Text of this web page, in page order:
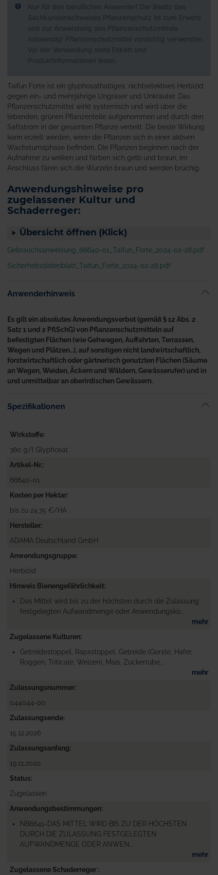
Nur für den beruflichen Anwender! Der Besitz des
Sachkundenachweises Pflanzenschutz ist zum Erwerb
und zur Anwendung des Pflanzenschutzmittels
notwendig! Pflanzenschutzmittel vorsichtig verwenden.
Vor der Verwendung stets Etikett und
Produktinformationen lesen.
Taifun Forte ist ein glyphosathaltiges, nichtselektives Herbizid
gegen ein- und mehrjährige Ungräser und Unkräuter. Das
Pflanzenschutzmittel wirkt systemisch und wird über die
lebenden, grünen Pflanzenteile aufgenommen und durch den
Saftstrom in der gesamten Pflanze verteilt. Die beste Wirkung
kann erzielt werden, wenn die Pflanzen sich in einer aktiven
Wachstumsphase befinden. Die Pflanzen beginnen nach der
Aufnahme zu welken und färben sich gelb und braun, im
Anschluss fären sich die Wurzeln braun und werden brüchig.
Anwendungshinweise pro
zugelassener Kultur und
Schaderreger:
Übersicht öffnen (Klick)
Gebrauchsanweisung_66640-01_Taifun_Forte_2024-02-28.pdf
Sicherheitsdatenblatt_Taifun_Forte_2024-02-28.pdf
Anwenderhinweis
Es gilt ein absolutes Anwendungsverbot (gemäß § 12 Abs. 2
Satz 1 und 2 PflSchG) von Pflanzenschutzmitteln auf
befestigten Flächen (wie Gehwegen, Auffahrten, Terrassen,
Wegen und Plätzen…), auf sonstigen nicht landwirtschaftlich,
forstwirtschaftlich oder gärtnerisch genutzten Flächen (Säume
an Wegen, Weiden, Äckern und Wäldern, Gewässerufer) und in
und unmittelbar an oberirdischen Gewässern.
Spezifikationen
Wirkstoffe
360 g/l Glyphosat
Artikel-Nr.
66640-01
Kosten per Hektar
bis zu 24,75 €/HA
Hersteller
ADAMA Deutschland GmbH
Anwendungsgruppe
Herbizid
Hinweis Bienengefährlichkeit
Das Mittel wird bis zu der höchsten durch die Zulassung
festgelegten Aufwandmenge oder Anwendungsko...
mehr
Zugelassene Kulturen
Getreidestoppel, Rapsstoppel, Getreide (Gerste, Hafer,
Roggen, Triticale, Weizen), Mais, Zuckerrübe...
mehr
Zulassungsnummer
044044-00
Zulassungsende
15.12.2026
Zulassungsanfang
19.11.2020
Status
Zugelassen
Anwendungsbestimmungen
NB6641-DAS MITTEL WIRD BIS ZU DER HÖCHSTEN
DURCH DIE ZULASSUNG FESTGELEGTEN
AUFWANDMENGE ODER ANWEN...
mehr
Zugelassene Schaderreger